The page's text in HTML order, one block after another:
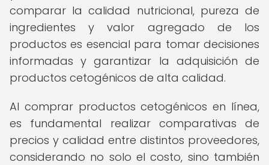
comparar la calidad nutricional, pureza de
ingredientes y valor agregado de los
productos es esencial para tomar decisiones
informadas y garantizar la adquisición de
productos cetogénicos de alta calidad.
Al comprar productos cetogénicos en línea,
es fundamental realizar comparativas de
precios y calidad entre distintos proveedores,
considerando no solo el costo, sino también